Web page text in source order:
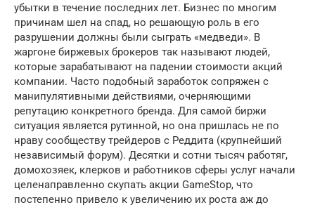
убытки в течение последних лет. Бизнес по многим
причинам шел на спад, но решающую роль в его
разрушении должны были сыграть «медведи». В
жаргоне биржевых брокеров так называют людей,
которые зарабатывают на падении стоимости акций
компании. Часто подобный заработок сопряжен с
манипулятивными действиями, очерняющими
репутацию конкретного бренда. Для самой биржи
ситуация является рутинной, но она пришлась не по
нраву сообществу трейдеров с Реддита (крупнейший
независимый форум). Десятки и сотни тысяч работяг,
домохозяек, клерков и работников сферы услуг начали
целенаправленно скупать акции GameStop, что
постепенно привело к увеличению их роста аж до